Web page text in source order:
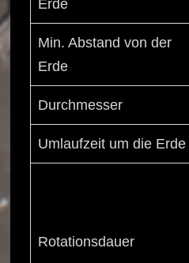
Erde
Min. Abstand von der
Erde
Durchmesser
Umlaufzeit um die Erde
Rotationsdauer